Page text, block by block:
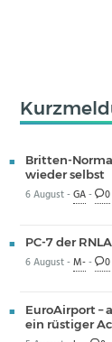
Britten-
wieder selbst
6 August -GA- 0
PC-7 der
6 August -M-- 0
EuroAirport –
ein rüstiger